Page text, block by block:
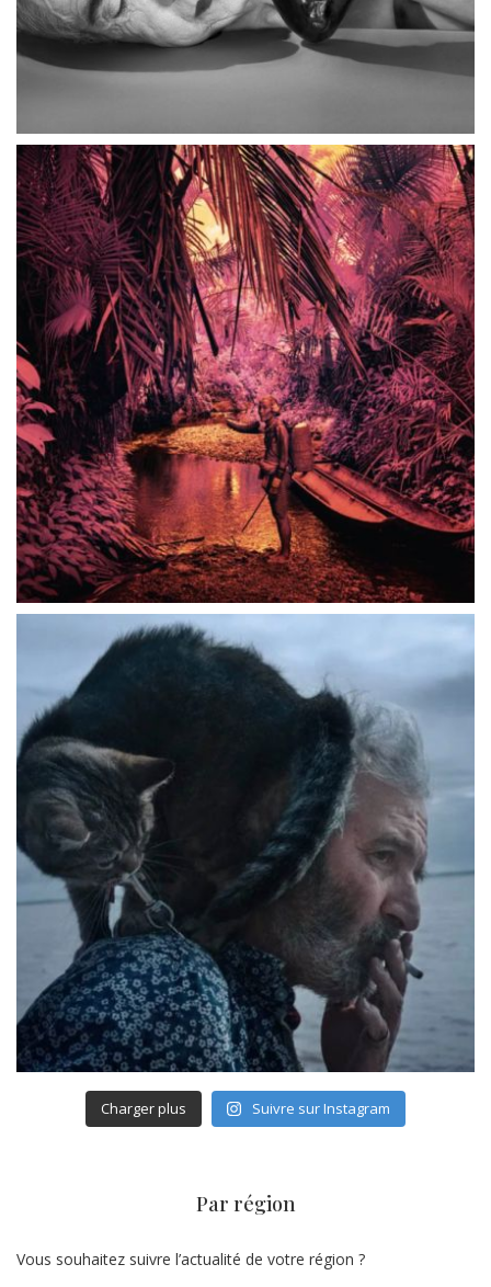
Charger plus Suivre sur Instagram
Par région
Vous souhaitez suivre l’actualité de votre région ?